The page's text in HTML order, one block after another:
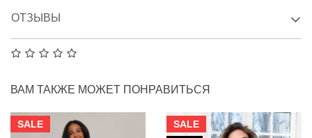
ОТЗЫВЫ
ВАМ ТАКЖЕ МОЖЕТ ПОНРАВИТЬСЯ
SALE
SALE